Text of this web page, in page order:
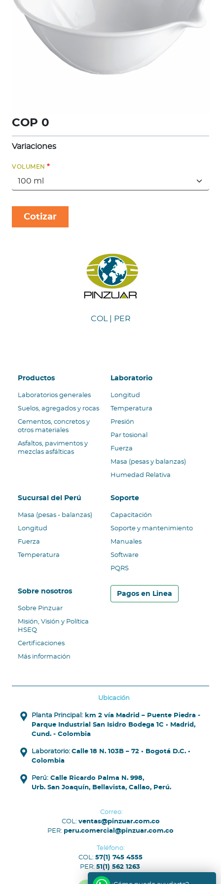
Temperatura
Presión
Par
tosional
Humedad
del
Soporte
HSEQ
información
Pagos
en
Linea
COP 0
Variaciones
VOLUMEN
Cotizar
COL | PER
Navegación principal
Productos
Laboratorios generales
Suelos, agregados y rocas
Cementos, concretos y
otros materiales
Asfaltos, pavimentos y
mezclas asfálticas
Laboratorio
Longitud
Temperatura
Presión
Par tosional
Fuerza
Masa (pesas y balanzas)
Humedad Relativa
Sucursal del Perú
Masa (pesas - balanzas)
Longitud
Fuerza
Temperatura
Soporte
Capacitación
Soporte y mantenimiento
Manuales
Software
PQRS
Sobre nosotros
Sobre Pinzuar
Misión, Visión y Política
HSEQ
Certificaciones
Más información
Pagos en Linea
Ubicación
Planta Principal: km 2 vía Madrid – Puente Piedra -
Parque Industrial San Isidro Bodega 1C • Madrid,
Cund. - Colombia
Laboratorio: Calle 18 N. 103B – 72 • Bogotá D.C. •
Colombia
Perú: Calle Ricardo Palma N. 998,
Urb. San Joaquín, Bellavista, Callao, Perú.
Correo:
COL: ventas@pinzuar.com.co
PER: peru.comercial@pinzuar.com.co
Teléfono:
COL: 57(1) 745 4555
PER: 51(1) 562 1263